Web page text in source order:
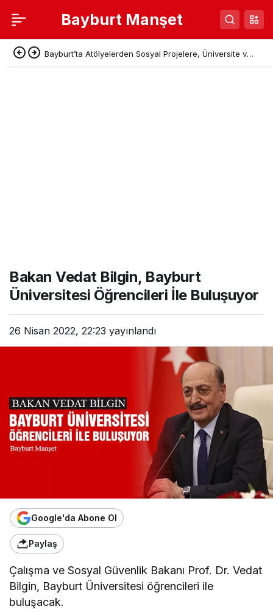
Bayburt Manşet
Bayburt’ta Atölyelerden Sosyal Projelere, Üniversite ve
Bakan Vedat Bilgin, Bayburt
Üniversitesi Öğrencileri İle Buluşuyor
26 Nisan 2022, 22:23 yayınlandı
Google'da Abone Ol
Paylaş
Çalışma ve Sosyal Güvenlik Bakanı Prof. Dr. Vedat
Bilgin, Bayburt Üniversitesi öğrencileri ile
buluşacak.